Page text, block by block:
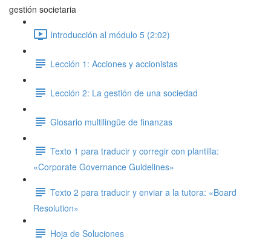
gestión societaria
Introducción al módulo 5 (2:02)
Lección 1: Acciones y accionistas
Lección 2: La gestión de una sociedad
Glosario multilingüe de finanzas
Texto 1 para traducir y corregir con plantilla:
«Corporate Governance Guidelines»
Texto 2 para traducir y enviar a la tutora: «Board
Resolution»
Hoja de Soluciones